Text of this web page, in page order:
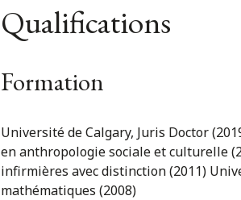
Qualifications
Formation
Université de Calgary, Juris Doctor
en anthropologie sociale et culturelle
infirmières avec distinction (2011)
mathématiques (2008)